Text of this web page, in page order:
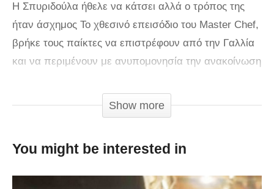
Η Σπυριδούλα ήθελε να κάτσει αλλά ο τρόπος της
ήταν άσχημος Το χθεσινό επεισόδιο του Master Chef,
βρήκε τους παίκτες να επιστρέφουν από την Γαλλία
και να περιμένουν με ανυπομονησία την ανακοίνωση
διαμάχη ανάμεσα στα μέλη της κόκκινης ομάδας που
ήταν και η χαμένη τελικά. Και το κορυφαίο όλων ήταν
ξεσήκωσε αντιδράσεις στα social media.
Η Σπυριδούλα λοιπόν, ήταν όρθια, έλα όμως που
Show more
You might be interested in